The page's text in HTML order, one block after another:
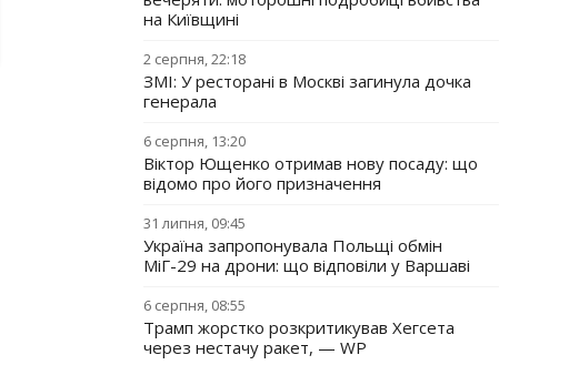
на Київщині
2 серпня, 22:18
ЗМІ: У ресторані в Москві загинула дочка
генерала
6 серпня, 13:20
Віктор Ющенко отримав нову посаду: що
відомо про його призначення
31 липня, 09:45
Україна запропонувала Польщі обмін
МіГ-29 на дрони: що відповіли у Варшаві
6 серпня, 08:55
Трамп жорстко розкритикував Хегсета
через нестачу ракет, — WP